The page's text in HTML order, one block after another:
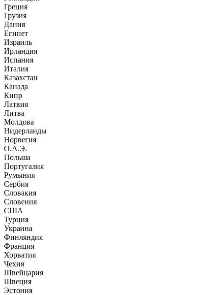
Греция
Грузия
Дания
Египет
Израиль
Ирландия
Испания
Италия
Казахстан
Канада
Кипр
Латвия
Литва
Молдова
Нидерланды
Норвегия
О.А.Э.
Польша
Португалия
Румыния
Сербия
Словакия
Словения
США
Турция
Украина
Финляндия
Франция
Хорватия
Чехия
Швейцария
Швеция
Эстония